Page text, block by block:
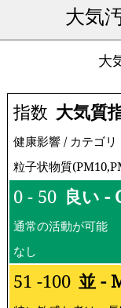
大気
大
指数 大気質
健康影響 / カテゴリ
粒子状物質
0 - 50 良い -
通常の活動が可能
なし
51 -100 並 -